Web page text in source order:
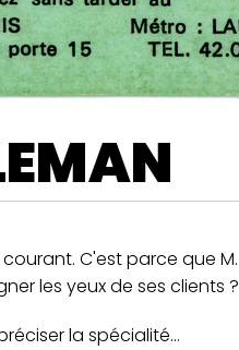
C'est parce que M.
les yeux de ses clients ?
la spécialité...